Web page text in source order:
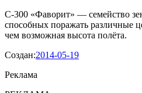
С-300 «Фаворит» — семейство
способных поражать различные
чем возможная высота полёта.
Создан:2014-05-19
Реклама